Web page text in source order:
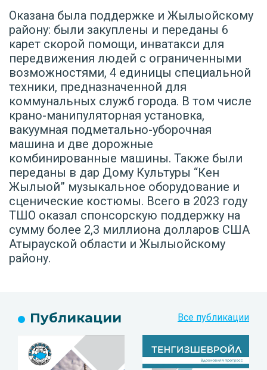
Оказана была поддержке и Жылыойскому
району: были закуплены и переданы 6
карет скорой помощи, инватакси для
передвижения людей с ограниченными
возможностями, 4 единицы специальной
техники, предназначенной для
коммунальных служб города. В том числе
крано-манипуляторная установка,
вакуумная подметально-уборочная
машина и две дорожные
комбинированные машины. Также были
переданы в дар Дому Культуры “Кен
Жылыой” музыкальное оборудование и
сценические костюмы. Всего в 2023 году
ТШО оказал спонсорскую поддержку на
сумму более 2,3 миллиона долларов США
Атырауской области и Жылыойскому
району.
Публикации Все публикации